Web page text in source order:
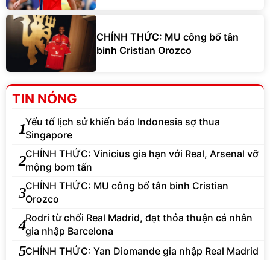
CHÍNH THỨC: MU công bố tân
binh Cristian Orozco
TIN NÓNG
1Yếu tố lịch sử khiến báo Indonesia sợ thua
Singapore
2CHÍNH THỨC: Vinicius gia hạn với Real, Arsenal vỡ
mộng bom tấn
3CHÍNH THỨC: MU công bố tân binh Cristian
Orozco
4Rodri từ chối Real Madrid, đạt thỏa thuận cá nhân
gia nhập Barcelona
5CHÍNH THỨC: Yan Diomande gia nhập Real Madrid